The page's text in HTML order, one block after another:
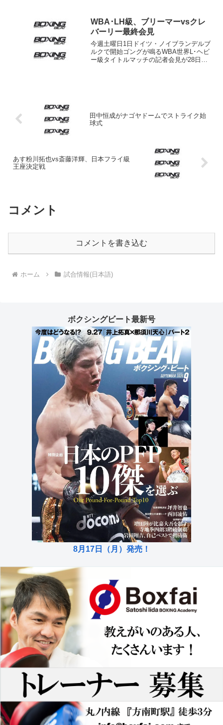
た。ロサンゼルス・タイムズ、ヤフー・
スポーツ、スポーツ・...
WBA･LH級、ブリーマーvsクレ
バーリー最終会見
今週土曜日1日ドイツ・ノイブランデルブ
ルクで開始ゴングが鳴るWBA世界L･ヘビ
ー級タイトルマッチの記者会見が28日同
田中恒成がナゴヤドームでストライク始
球式
あす粉川拓也vs斎藤洋輝、日本フライ級
王座決定戦
コメント
コメントを書き込む
ホーム 試合情報(日本語)
ボクシングビート最新号
8月17日（月）発売！